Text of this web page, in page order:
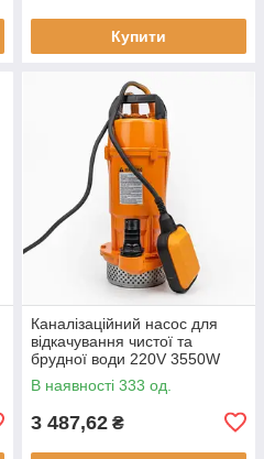
Купити
Каналізаційний насос для
відкачування чистої та
брудної води 220V 3550W
В наявності 333 од.
3 487,62 ₴